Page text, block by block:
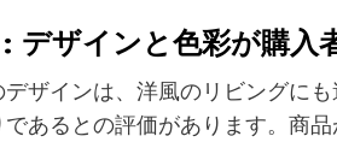
デザインと色彩が購入
ザインは、洋風のリビングに
あるとの評価があります。商